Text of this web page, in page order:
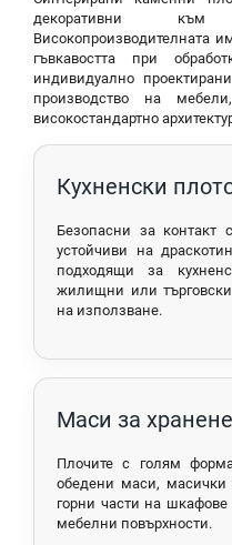
декоративни към
Високопроизводителната
гъвкавостта при
индивидуално
производство на
високостандартно
Кухненски
Безопасни за контакт
устойчиви на
подходящи за
жилищни или
на използване.
Маси за
Плочите с голям
обедени маси, масички
горни части на
мебелни повърхности.